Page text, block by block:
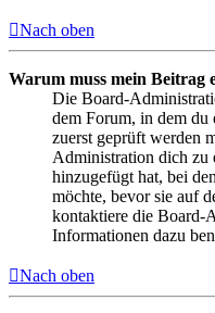
Nach oben
Warum muss mein Beitrag
Die Board-
dem Forum, in dem du
zuerst geprüft werden
Administration dich zu
hinzugefügt hat, bei
möchte, bevor sie auf
kontaktiere die Board-
Informationen dazu
Nach oben